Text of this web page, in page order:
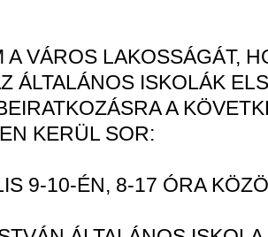
A VÁROS LAKOSSÁGÁT,
ÁLTALÁNOS ISKOLÁK
A
KERÜL SOR:
9-10-ÉN, 8-17 ÓRA